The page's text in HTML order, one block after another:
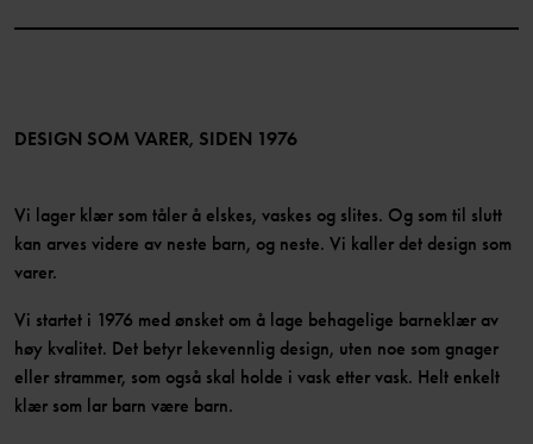
Bli medlem
DESIGN SOM VARER, SIDEN 1976
Vi lager klær som tåler å elskes, vaskes og slites. Og som til slutt
kan arves videre av neste barn, og neste. Vi kaller det design som
varer.
Vi startet i 1976 med ønsket om å lage behagelige barneklær av
høy kvalitet. Det betyr lekevennlig design, uten noe som gnager
eller strammer, som også skal holde i vask etter vask. Helt enkelt
klær som lar barn være barn.